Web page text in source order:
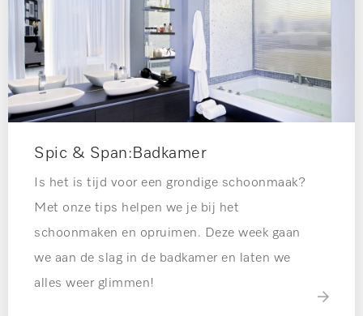
Spic & Span:Badkamer
Is het is tijd voor een grondige schoonmaak?
Met onze tips helpen we je bij het
schoonmaken en opruimen. Deze week gaan
we aan de slag in de badkamer en laten we
alles weer glimmen!